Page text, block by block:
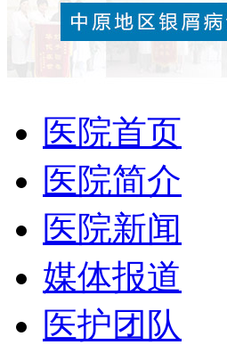
医院首页
医院简介
医院新闻
媒体报道
医护团队